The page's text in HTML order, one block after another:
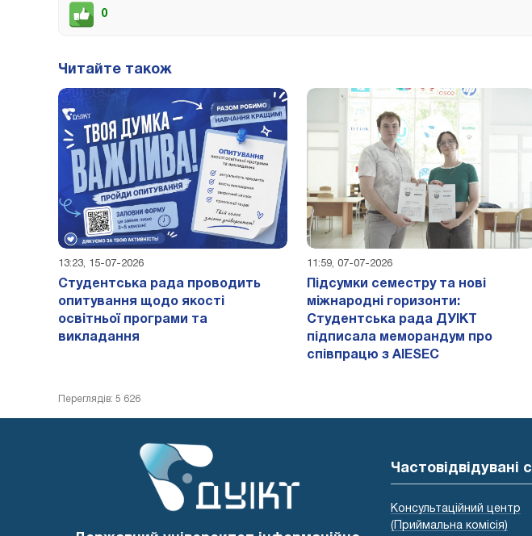
0
Читайте також
13:23, 15-07-2026
Студентська рада проводить
опитування щодо якості
освітньої програми та
викладання
11:59, 07-07-2026
Підсумки семестру та нові
міжнародні горизонти:
Студентська рада ДУІКТ
підписала меморандум про
співпрацю з AIESEC
Переглядів: 5 626
Частовідвідувані
Консультаційний центр
(Приймальна комісія)